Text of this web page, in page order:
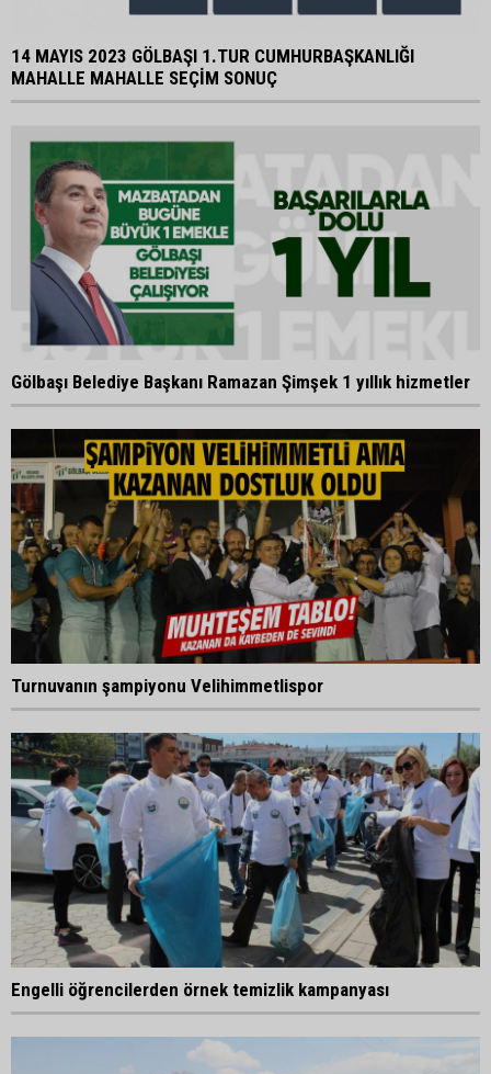
14 MAYIS 2023 GÖLBAŞI 1.TUR CUMHURBAŞKANLIĞI
MAHALLE MAHALLE SEÇİM SONUÇ
Gölbaşı Belediye Başkanı Ramazan Şimşek 1 yıllık hizmetler
Turnuvanın şampiyonu Velihimmetlispor
Engelli öğrencilerden örnek temizlik kampanyası